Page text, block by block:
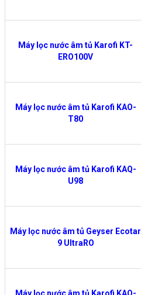
Máy lọc nước âm tủ Karofi KT-
ERO100V
Máy lọc nước âm tủ Karofi KAO-
T80
Máy lọc nước âm tủ Karofi KAQ-
U98
Máy lọc nước âm tủ Geyser Ecotar
9 UltraRO
Máy lọc nước âm tủ Karofi KAQ-